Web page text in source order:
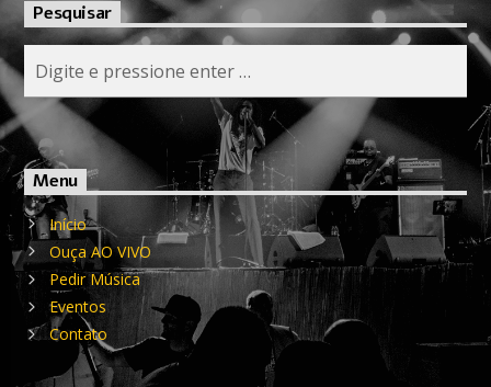
Pesquisar
Menu
Início
Ouça AO VIVO
Pedir Música
Eventos
Contato